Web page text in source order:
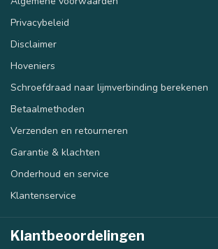
Privacybeleid
Disclaimer
Hoveniers
Schroefdraad naar lijmverbinding berekenen
Betaalmethoden
Verzenden en retourneren
Garantie & klachten
Onderhoud en service
Klantenservice
Klantbeoordelingen